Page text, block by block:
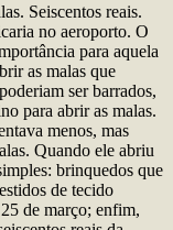
Seiscentos reais.
no aeroporto. O
para aquela
as malas que
ser barrados,
para abrir as malas.
menos, mas
Quando ele abriu
brinquedos que
de tecido
de março; enfim,